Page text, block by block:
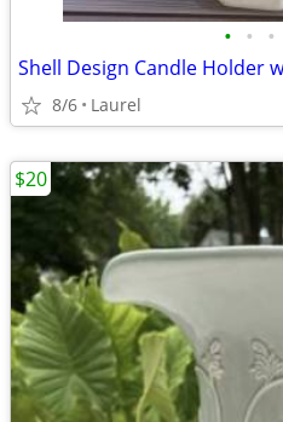
• • •
Shell Design Candle Holder
8/6 Laurel
$20